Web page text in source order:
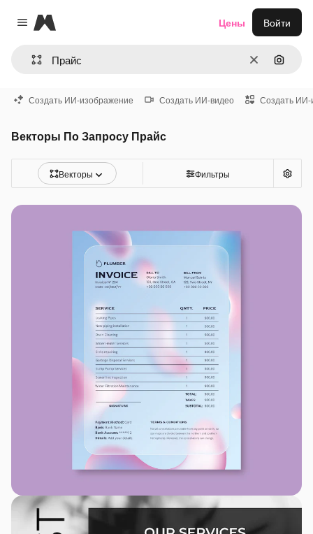
Close menu
Magnific
ОчиститьПоиск
Цены Войти
Создать ИИ-изображение Создать ИИ-видео Создать ИИ-
Векторы По Запросу Прайс
Векторы Фильтры